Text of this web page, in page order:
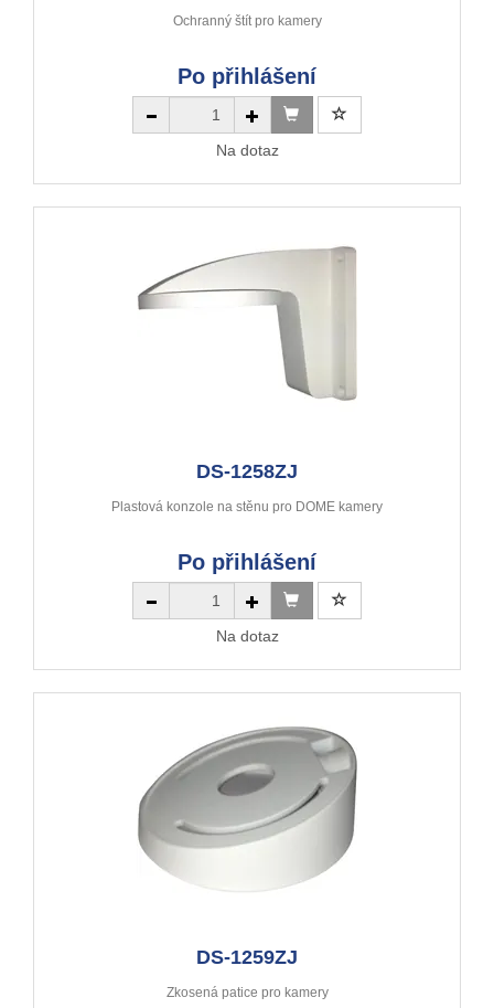
Ochranný štít pro kamery
Po přihlášení
Na dotaz
DS-1258ZJ
Plastová konzole na stěnu pro DOME kamery
Po přihlášení
Na dotaz
DS-1259ZJ
Zkosená patice pro kamery